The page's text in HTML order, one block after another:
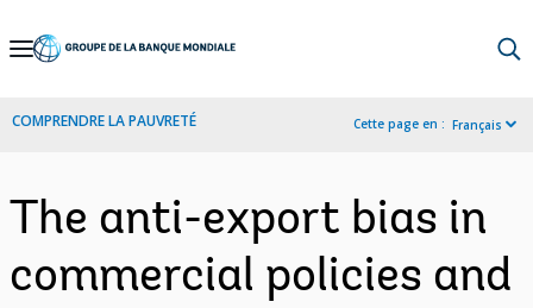
Skip
Navigation
COMPRENDRE LA PAUVRETÉ Cette page en : Français
The anti-export bias in
commercial policies and